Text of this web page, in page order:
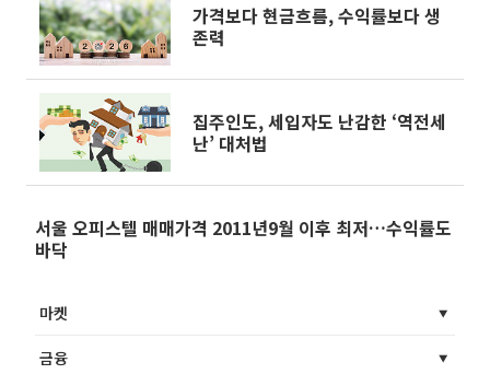
가격보다 현금흐름, 수익률보다 생
존력
집주인도, 세입자도 난감한 ‘역전세
난’ 대처법
서울 오피스텔 매매가격 2011년9월 이후 최저…수익률도
바닥
마켓
금융